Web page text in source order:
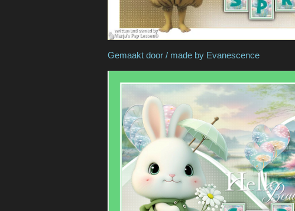
Gemaakt door / made by